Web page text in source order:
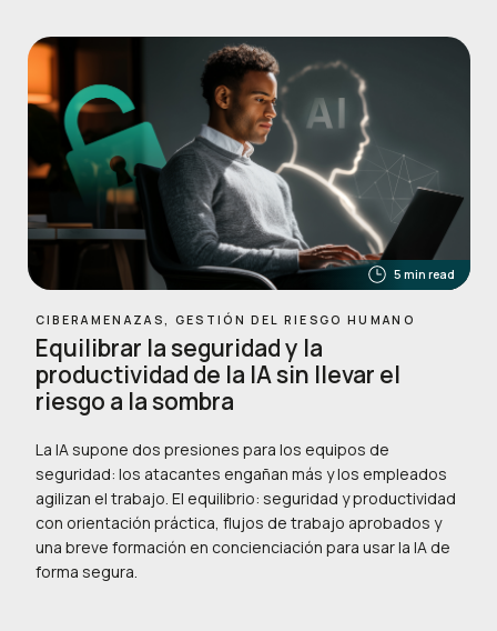
5 min read
CIBERAMENAZAS, GESTIÓN DEL RIESGO HUMANO
Equilibrar la seguridad y la
productividad de la IA sin llevar el
riesgo a la sombra
La IA supone dos presiones para los equipos de
seguridad: los atacantes engañan más y los empleados
agilizan el trabajo. El equilibrio: seguridad y productividad
con orientación práctica, flujos de trabajo aprobados y
una breve formación en concienciación para usar la IA de
forma segura.